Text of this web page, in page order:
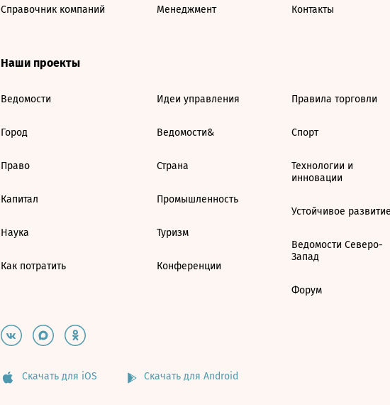
Справочник компаний Менеджмент Контакты
Наши проекты
Ведомости
Город
Право
Капитал
Наука
Как потратить
Идеи управления
Ведомости&
Страна
Промышленность
Туризм
Конференции
Правила торговли
Спорт
Технологии и
инновации
Устойчивое
Ведомости Северо-
Запад
Форум
Скачать для iOS Скачать для Android